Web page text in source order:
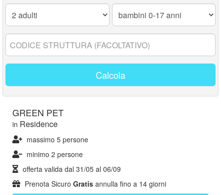
Adulti:
Bambini
17
Codice
struttura:
Calcola
GREEN PET
in Residence
massimo 5 persone
minimo 2 persone
offerta valida dal 31/05 al 06/09
Prenota Sicuro Gratis annulla fino a 14 giorni